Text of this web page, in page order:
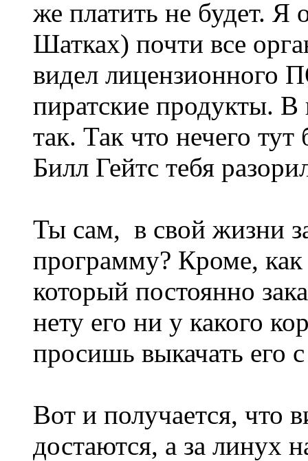
же платить не будет. Я
Шатках) почти все
видел лицензионного
пиратские продукты. В
так. Так что нечего тут
Билл Гейтс тебя
Ты сам, в свой жизни
программу? Кроме, как
который постоянно
нету его ни у какого
просишь выкачать его
Вот и получается, что
достаются, а за линух